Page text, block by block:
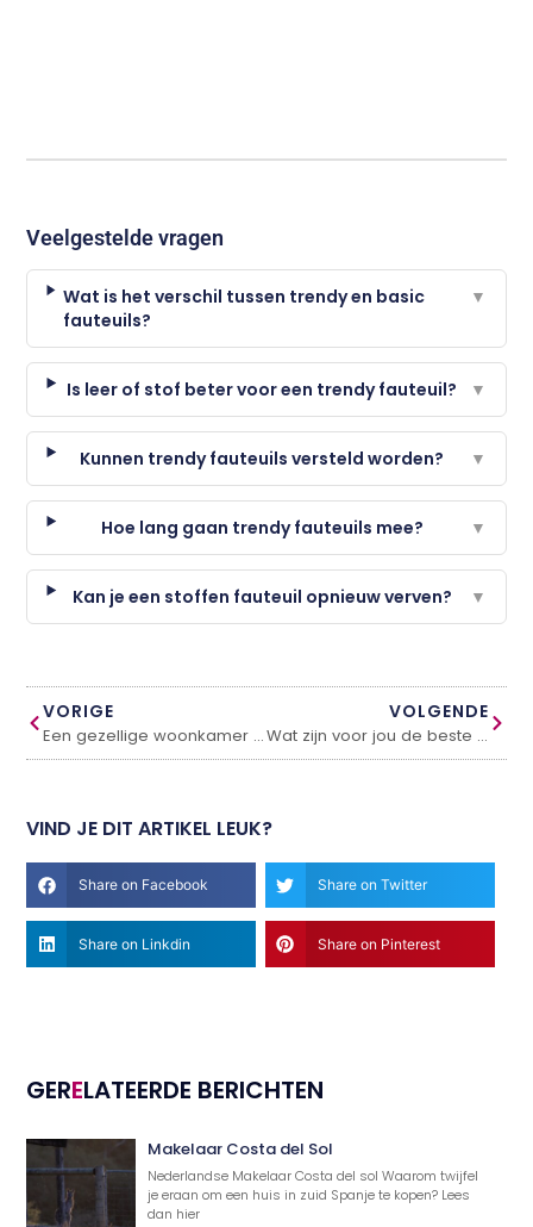
Veelgestelde vragen
Wat is het verschil tussen trendy en basic
fauteuils?
▼
Is leer of stof beter voor een trendy fauteuil? ▼
Kunnen trendy fauteuils versteld worden? ▼
Hoe lang gaan trendy fauteuils mee? ▼
Kan je een stoffen fauteuil opnieuw verven? ▼
VORIGE
Een gezellige woonkamer maken
VOLGENDE
Wat zijn voor jou de beste keukens?
VIND JE DIT ARTIKEL LEUK?
Share on Facebook Share on Twitter
Share on Linkdin Share on Pinterest
GERELATEERDE BERICHTEN
Makelaar Costa del Sol
Nederlandse Makelaar Costa del sol Waarom twijfel
je eraan om een huis in zuid Spanje te kopen? Lees
dan hier